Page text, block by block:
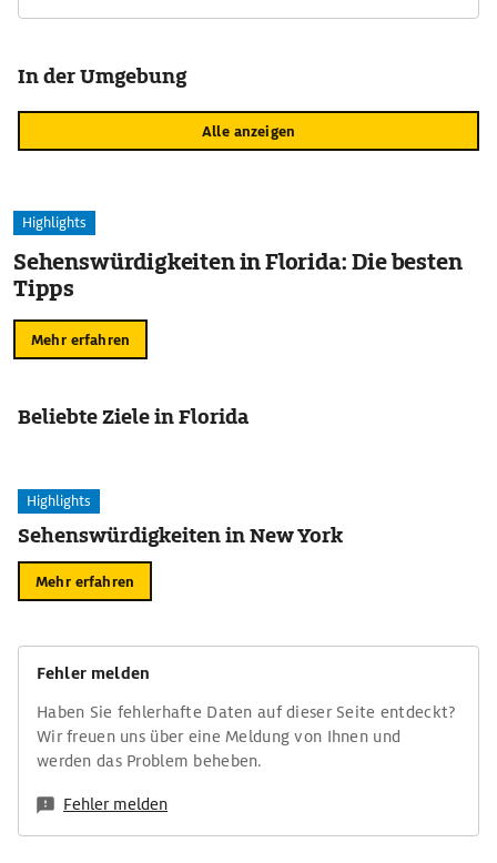
In der Umgebung
Alle anzeigen
Highlights
Sehenswürdigkeiten in Florida: Die besten
Tipps
Mehr erfahren
Beliebte Ziele in Florida
Highlights
Sehenswürdigkeiten in New York
Mehr erfahren
Fehler melden
Haben Sie fehlerhafte Daten auf dieser Seite entdeckt?
Wir freuen uns über eine Meldung von Ihnen und
werden das Problem beheben.
Fehler melden